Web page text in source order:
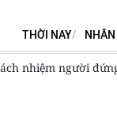
THỜI NAY
phương thức lãnh